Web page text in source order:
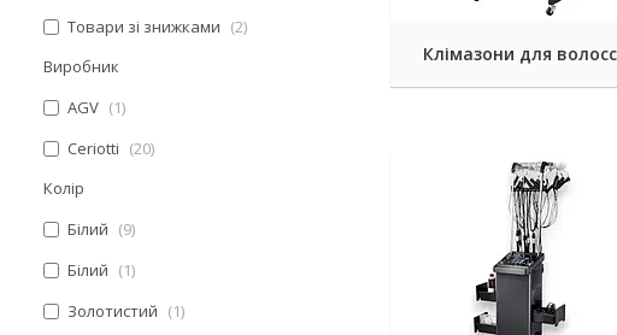
Клімазони для
Товари зі знижками
2
Виробник
AGV
1
Ceriotti
20
Колір
Білий
9
Білий
1
Золотистий
1